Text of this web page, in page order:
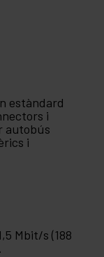
estàndard
i
autobús
i
Mbit/s (188